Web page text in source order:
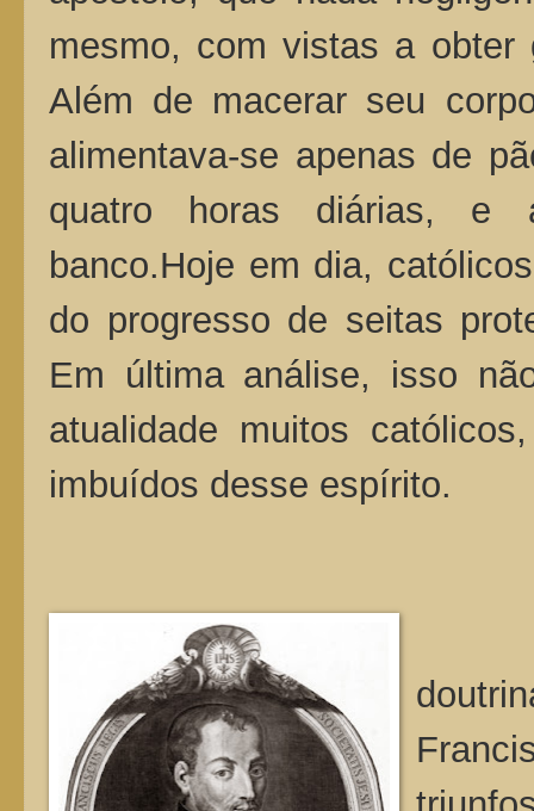
mesmo, com vistas a obter
Além de macerar seu
alimentava-se apenas de
quatro horas diárias, e
banco.Hoje em dia,
do progresso de seitas
Em última análise, isso
atualidade muitos
imbuídos desse espírito.